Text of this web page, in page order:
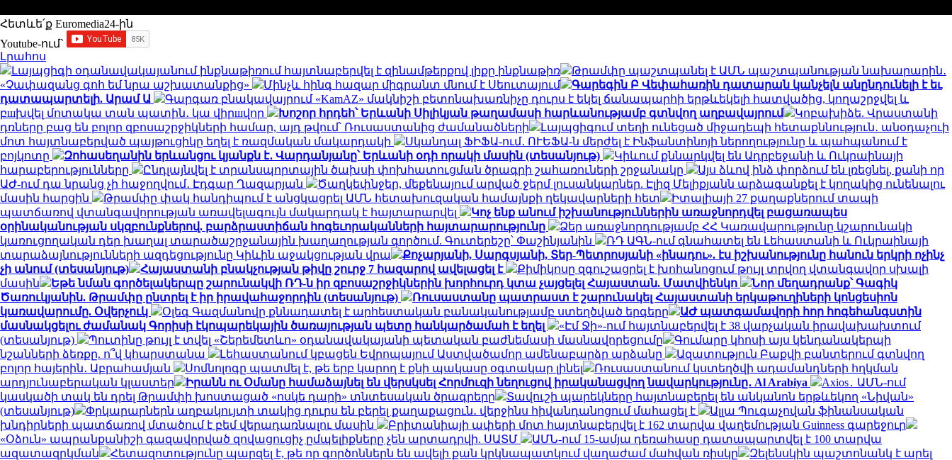
Հետևե՛ք Euromedia24-ին
Youtube-ում`
Լրահոս
Լայպցիգի օդանավակայանում ինքնաթիռում հայտնաբերվել է զինամթերքով լիքը ինքնաթիռ
Թրամփը պաշտպանել է ԱՄՆ պաշտպանության նախարարին․
«Չափազանց գոհ եմ նրա աշխատանքից»
Մինչև հինգ հազար միգրանտ մնում է Սեուտայում
Գարեգին Բ Վեփահառին դատարան կանչելն անընդունելի է եւ
դատապարտելի. Արամ Ա
Գարգառ բնակավայրում «KamAZ» մակնիշի բետոնախառնիչը դուրս է եկել ճանապարհի երթևեկելի հատվածից, կողաշրջվել և
բшխվել մոտակա տան պատին․ կա վիրшվոր
Խոշոր հրդեհ՝ Երևանի Սիլիկյան թաղամասի հարևանությամբ գտնվող աղբավայրում
Կոբախիձե. Վրաստանի
դռները բաց են բոլոր զբոսաշրջիկների համար, այդ թվում՝ Ռուսաստանից ժամանածների
Լայպցիգում տեղի ունեցած միջադեպի հետաքննություն․ անօդաչուի
մոտ հայտնաբերված պայթուցիկը եղել է ռազմական մակարդակի
Սկանդալ ՖԻՖԱ-ում․ ՈՒԵՖԱ-ն մերժել է Ինֆանտինոյի ներողությունը և պահպանում է
բոյկոտը
Զոհասեղանին երևանցու կյանքն է․ Վարդանյանը՝ Երևանի օդի որակի մասին (տեսանյութ)
Կիևում քննարկվել են Ադրբեջանի և Ուկրաինայի
հարաբերությունները
Ընդլայնվել է տրանսպորտային ծախսի փոխհատուցման ծրագրի շահառուների շրջանակը
Այս ձևով ինձ փորձում են լռեցնել, քանի որ
ԱԺ-ում դա նրանց չի հաջողվում․ Էդգար Ղազարյան
Ծաղկեփնջեր, մեքենայում արված ջերմ լուսանկարներ. Էլիզ Մելիքյանն արձագանքել է կողակից ունենալու
մասին հարցին
Թրամփը փակ հանդիպում է անցկացրել ԱՄՆ հետախուզական համայնքի ղեկավարների հետ
Իտալիայի 27 քաղաքներում տապի
պատճառով վտանգավորության առավելագույն մակարդակ է հայտարարվել
Կոչ ենք անում իշխանություններին առաջնորդվել բացառապես
օրինականության սկզբունքներով. բարձրաստիճան հոգեւորականների հայտարարությունը
Ձեր առաջնորդությամբ ՀՀ Կառավարությունը կշարունակի
կառուցողական դեր խաղալ տարածաշրջանային խաղաղության գործում. Գուտերեշը՝ Փաշինյանին
ՌԴ ԱԳՆ-ում գնահատել են Լեհաստանի և Ուկրաինայի
տարաձայնությունների ազդեցությունը Կիևին աջակցության վրա
Քոչարյանի, Սարգսյանի, Տեր-Պետրոսյանի «ինադու». էս իշխանությունը հանուն երկրի ոչինչ
չի անում (տեսանյութ)
Հայաստանի բնակչության թիվը շուրջ 7 հազարով ավելացել է
Քիմիկոսը զգուշացրել է խոհանոցում թույլ տրվող վտանգավոր սխալի
մասին
Եթե նման գործելակերպը շարունակվի ՌԴ-ն իր զբոսաշրջիկներին խորհուրդ կտա չայցելել Հայաստան. Մատվիենկո
Նոր մեղադրանք՝ Գագիկ
Ծառուկյանին. Թրամփը ընտրել է իր իրավահաջորդին (տեսանյութ)
Ռուսաստանը պատրաստ է շարունակել Հայաստանի երկաթուղիների կոնցեսիոն
կառավարումը. Օվերչուկ
Օլեգ Գազմանովը քննադատել է արհեստական բանականությամբ ստեղծված երգերը
ԱԺ պատգամավորի հոր հոգեհանգստին
մասնակցելու ժամանակ Գորիսի էկոպարեկային ծառայության պետը հանկարծամահ է եղել
«Էմ Ջի»-ում հայտնաբերվել է 38 վարչական իրավախախտում
(տեսանյութ)
Պուտինը թույլ է տվել «Շերեմետևո» օդանավակայանի պետական բաժնեմասի մասնավորեցումը
Գումարը կհոսի այս կենդանակերպի
նշանների ձեռքը. ո՞վ կհարստանա
Լեհաստանում կբացեն Եվրոպայում Աստվածամոր ամենաբարձր արձանը
Ազատություն Բաքվի բանտերում գտնվող
բոլոր հայերին․ Աբրահամյան
Սոմնոլոգը պատմել է, թե երբ կարող է քնի պակասը օգտակար լինել
Ռուսաստանում կստեղծվի ադամանդների հղկման
արդյունաբերական կլաստեր
Իրանն ու Օմանը համաձայնել են վերսկսել Հորմուզի նեղուցով իրականացվող նավարկությունը․ Al Arabiya
Axios․ ԱՄՆ-ում
կասկածի տակ են դրել Թրամփի խոստացած «ոսկե դարի» տնտեսական ծրագրերը
Տավուշի պարեկները հայտնաբերել են անկանոն երթևեկող «Նիվան»
(տեսանյութ)
Փրկարարներն աղբակույտի տակից դուրս են բերել քաղաքացուն․ վերջինս հիվանդանոցում մահացել է
Ալլա Պուգաչովան ֆինանսական
խնդիրների պատճառով մտածում է բեմ վերադառնալու մասին
Բրիտանիայի ափերի մոտ հայտնաբերվել է 162 տարվա վաղեմության Guinness գարեջուր
«Օձուն» ապրանքանիշի գազավորված զովացուցիչ ըմպելիքները չեն արտադրվի. ՍԱՏՄ
ԱՄՆ-ում 15-ամյա դեռահասը դատապարտվել է 100 տարվա
ազատազրկման
Հետազոտությունը պարզել է, թե որ գործոններն են ավելի քան կրկնապատկում վաղաժամ մահվան ռիսկը
Զելենսկին պաշտոնանկ է արել